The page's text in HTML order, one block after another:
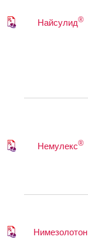
Найсулид®
Немулекс®
Нимезолотон